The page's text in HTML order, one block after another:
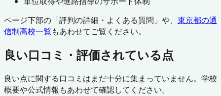
ページ下部の「評判の詳細・よくある質問」や、 東京都の通
信制高校一覧もあわせてご覧ください。
良い口コミ・評価されている点
良い点に関する口コミはまだ十分に集まっていません。学校
概要や公式情報もあわせて確認してください。